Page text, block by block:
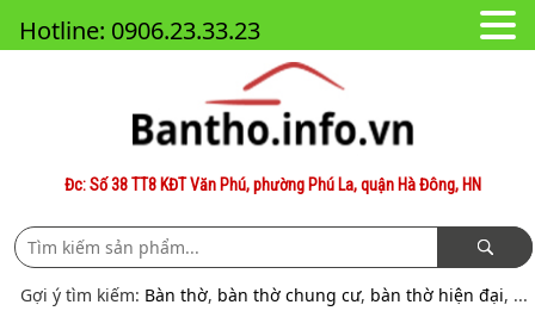
Đc: Số 38 TT8 KĐT Văn Phú, phường Phú La, quận Hà Đông, HN
Gợi ý tìm kiếm: Bàn thờ, bàn thờ chung cư, bàn thờ hiện đại, ...
Hotline: 0906.23.33.23